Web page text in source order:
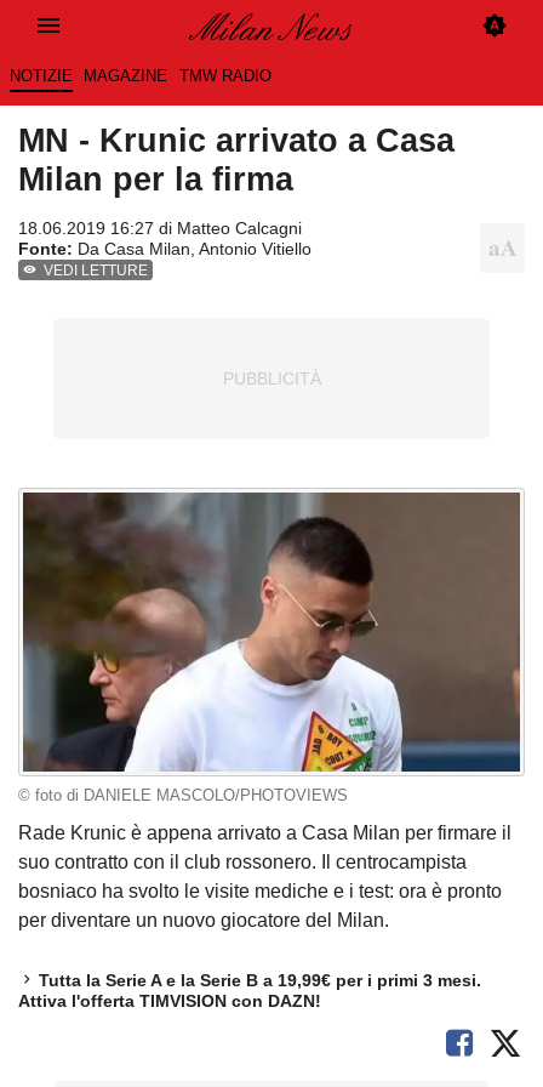
NOTIZIE MAGAZINE TMW RADIO
MN - Krunic arrivato a Casa
Milan per la firma
18.06.2019 16:27 di Matteo Calcagni
Fonte: Da Casa Milan, Antonio Vitiello
VEDI LETTURE
© foto di DANIELE MASCOLO/PHOTOVIEWS
Rade Krunic è appena arrivato a Casa Milan per firmare il
suo contratto con il club rossonero. Il centrocampista
bosniaco ha svolto le visite mediche e i test: ora è pronto
per diventare un nuovo giocatore del Milan.
Tutta la Serie A e la Serie B a 19,99€ per i primi 3 mesi.
Attiva l'offerta TIMVISION con DAZN!